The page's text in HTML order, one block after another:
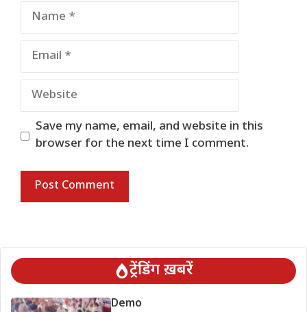
Name
Email
Website
Save my name, email, and website in this
browser for the next time I comment.
ट्रेंडिंग ख़बरें
Demo